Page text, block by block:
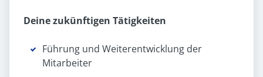
Deine zukünftigen Tätigkeiten
Führung und Weiterentwicklung der
Mitarbeiter